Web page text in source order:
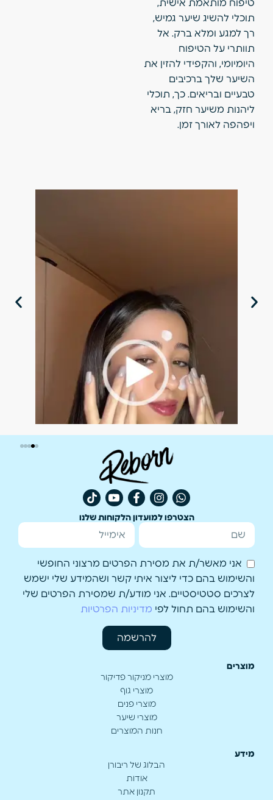
טיפוח מותאמת אישית,
תוכלי להשיג שיער גמיש,
רך למגע ומלא ברק. אל
תוותרי על הטיפוח
היומיומי, והקפידי להזין את
השיער שלך ברכיבים
טבעיים ובריאים. כך, תוכלי
ליהנות משיער חזק, בריא
ויפהפה לאורך זמן.
הצטרפו למועדון הלקוחות שלנו
אני מאשר/ת את מסירת הפרטים מרצוני החופשי
והשימוש בהם כדי ליצור איתי קשר ושהמידע שלי ישמש
לצרכים סטטיסטיים. אני מודע/ת שמסירת הפרטים שלי
והשימוש בהם תחול לפי מדיניות הפרטיות
להרשמה
מוצרים
מוצרי מניקור פדיקור
מוצרי גוף
מוצרי פנים
מוצרי שיער
חנות המוצרים
מידע
הבלוג של ריבורן
אודות
תקנון אתר